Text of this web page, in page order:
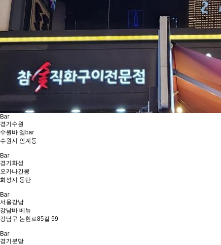
Bar
경기 수원
수원바 엘bar
수원시 인계동
Bar
경기 화성
오카나간몽
화성시 동탄
Bar
서울강남
강남바 베뉴
강남구 논현로85길 59
Bar
경기 분당